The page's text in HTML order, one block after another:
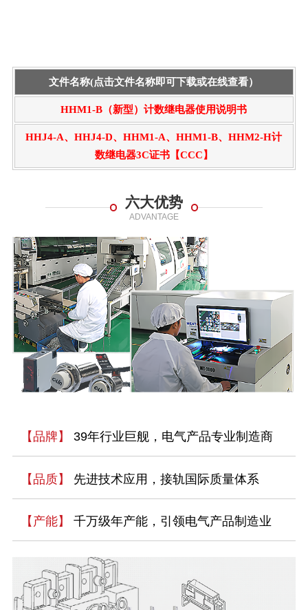
文件名称(点击文件名称即可下载或在线查看）
HHM1-B（新型）计数继电器使用说明书
HHJ4-A、HHJ4-D、HHM1-A、HHM1-B、HHM2-H计
数继电器3C证书【CCC】
六大优势
ADVANTAGE
【品牌】 39年行业巨舰，电气产品专业制造商
【品质】 先进技术应用，接轨国际质量体系
【产能】 千万级年产能，引领电气产品制造业